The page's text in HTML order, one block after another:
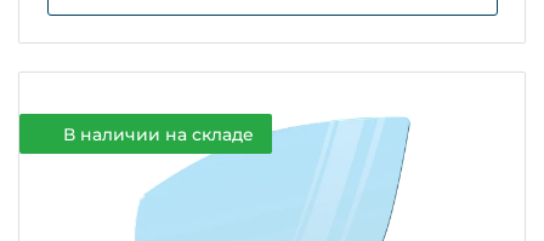
В наличии на складе